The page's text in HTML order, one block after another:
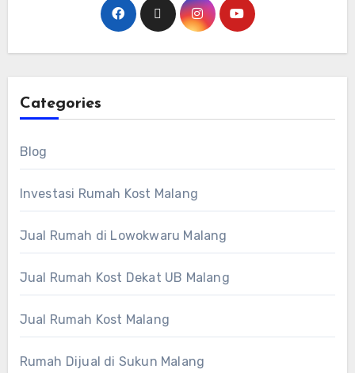
Categories
Blog
Investasi Rumah Kost Malang
Jual Rumah di Lowokwaru Malang
Jual Rumah Kost Dekat UB Malang
Jual Rumah Kost Malang
Rumah Dijual di Sukun Malang